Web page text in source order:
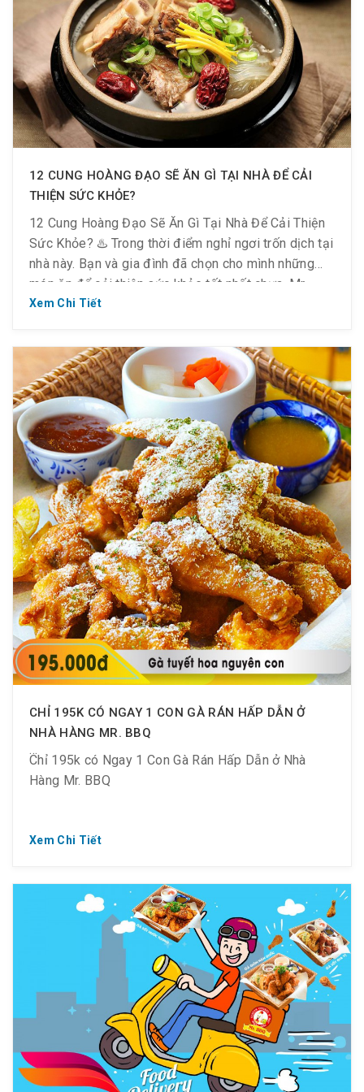
12 CUNG HOÀNG ĐẠO SẼ ĂN GÌ TẠI NHÀ ĐỂ CẢI
THIỆN SỨC KHỎE?
12 Cung Hoàng Đạo Sẽ Ăn Gì Tại Nhà Để Cải Thiện
Sức Khỏe? ♨️ Trong thời điểm nghỉ ngơi trốn dịch tại
nhà này. Bạn và gia đình đã chọn cho mình những
món ăn để cải thiện sức khỏe tốt nhất chưa. Mr.
BBQ chia sẻ đến các bạn một số món ăn theo […]
Xem Chi Tiết
CHỈ 195K CÓ NGAY 1 CON GÀ RÁN HẤP DẪN Ở
NHÀ HÀNG MR. BBQ
Chỉ 195k có Ngay 1 Con Gà Rán Hấp Dẫn ở Nhà
Hàng Mr. BBQ
? 195K/ gà nguyên con
? Thưởng thức gà ngon ngay thôi !!!
Xem Chi Tiết